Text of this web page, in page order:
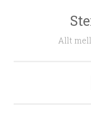
Allt